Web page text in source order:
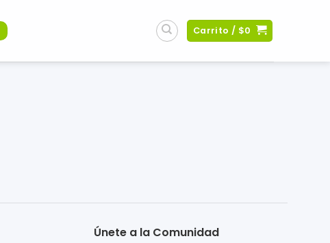
Carrito / $0
Únete a la Comunidad